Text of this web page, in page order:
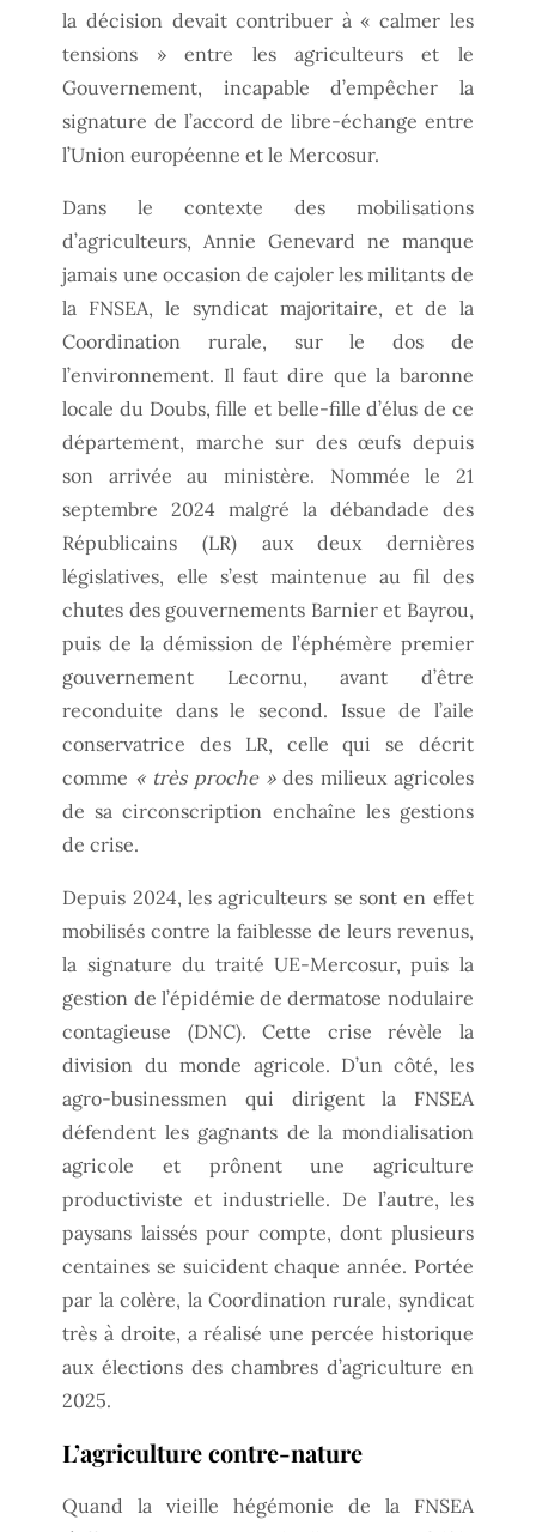
la décision devait contribuer à « calmer les
tensions » entre les agriculteurs et le
Gouvernement, incapable d’empêcher la
signature de l’accord de libre-échange entre
l’Union européenne et le Mercosur.
Dans le contexte des mobilisations
d’agriculteurs, Annie Genevard ne manque
jamais une occasion de cajoler les militants de
la FNSEA, le syndicat majoritaire, et de la
Coordination rurale, sur le dos de
l’environnement. Il faut dire que la baronne
locale du Doubs, fille et belle-fille d’élus de ce
département, marche sur des œufs depuis
son arrivée au ministère. Nommée le 21
septembre 2024 malgré la débandade des
Républicains (LR) aux deux dernières
législatives, elle s’est maintenue au fil des
chutes des gouvernements Barnier et Bayrou,
puis de la démission de l’éphémère premier
gouvernement Lecornu, avant d’être
reconduite dans le second. Issue de l’aile
conservatrice des LR, celle qui se décrit
comme « très proche »des milieux agricoles
de sa circonscription enchaîne les gestions
de crise.
Depuis 2024, les agriculteurs se sont en effet
mobilisés contre la faiblesse de leurs revenus,
la signature du traité UE-Mercosur, puis la
gestion de l’épidémie de dermatose nodulaire
contagieuse (DNC). Cette crise révèle la
division du monde agricole. D’un côté, les
agro-businessmen qui dirigent la FNSEA
défendent les gagnants de la mondialisation
agricole et prônent une agriculture
productiviste et industrielle. De l’autre, les
paysans laissés pour compte, dont plusieurs
centaines se suicident chaque année. Portée
par la colère, la Coordination rurale, syndicat
très à droite, a réalisé une percée historique
aux élections des chambres d’agriculture en
2025.
L’agriculture contre-nature
Quand la vieille hégémonie de la FNSEA